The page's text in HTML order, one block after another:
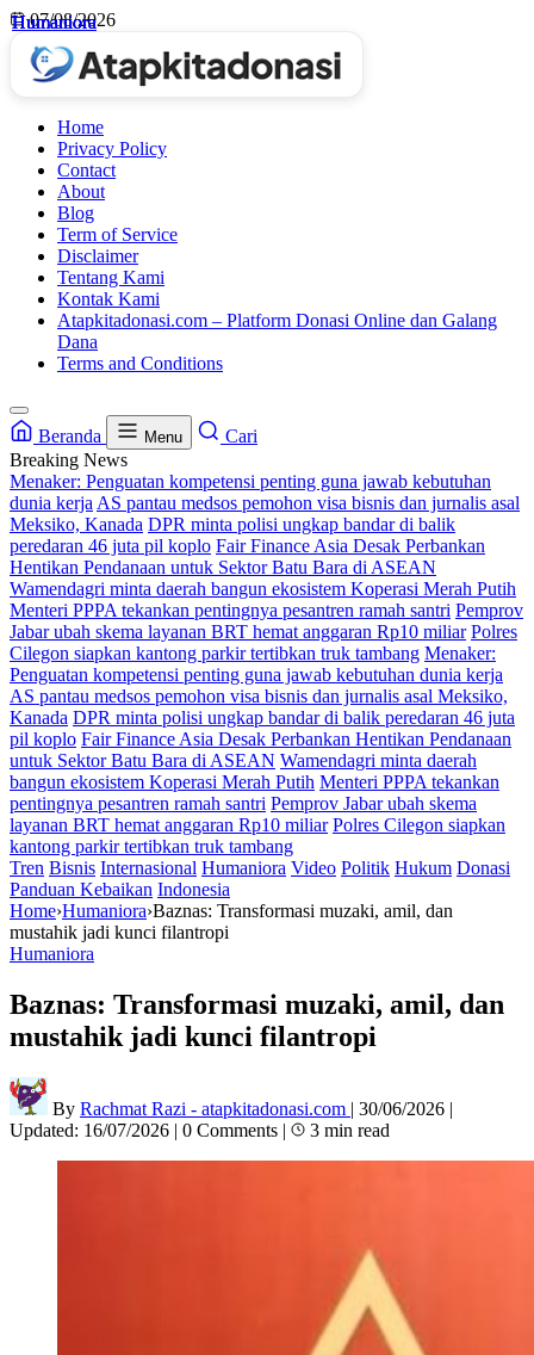
Skip
content
07/08/2026
Home
Privacy Policy
Contact
About
Blog
Term of Service
Disclaimer
Tentang Kami
Kontak Kami
Atapkitadonasi.com – Platform Donasi Online dan Galang
Dana
Terms and Conditions
Beranda Menu
Cari
Breaking News
Menaker: Penguatan kompetensi penting guna jawab kebutuhan
dunia kerja AS pantau medsos pemohon visa bisnis dan jurnalis asal
Meksiko, Kanada DPR minta polisi ungkap bandar di balik
peredaran 46 juta pil koplo Fair Finance Asia Desak Perbankan
Hentikan Pendanaan untuk Sektor Batu Bara di ASEAN
Wamendagri minta daerah bangun ekosistem Koperasi Merah Putih
Menteri PPPA tekankan pentingnya pesantren ramah santri Pemprov
Jabar ubah skema layanan BRT hemat anggaran Rp10 miliar Polres
Cilegon siapkan kantong parkir tertibkan truk tambang Menaker:
Penguatan kompetensi penting guna jawab kebutuhan dunia kerja
AS pantau medsos pemohon visa bisnis dan jurnalis asal Meksiko,
Kanada DPR minta polisi ungkap bandar di balik peredaran 46 juta
pil koplo Fair Finance Asia Desak Perbankan Hentikan Pendanaan
untuk Sektor Batu Bara di ASEAN Wamendagri minta daerah
bangun ekosistem Koperasi Merah Putih Menteri PPPA tekankan
pentingnya pesantren ramah santri Pemprov Jabar ubah skema
layanan BRT hemat anggaran Rp10 miliar Polres Cilegon siapkan
kantong parkir tertibkan truk tambang
Tren Bisnis Internasional Humaniora Video Politik Hukum Donasi
Panduan Kebaikan Indonesia
Home›Humaniora›Baznas: Transformasi muzaki, amil, dan
mustahik jadi kunci filantropi
Humaniora
Baznas: Transformasi muzaki, amil, dan
mustahik jadi kunci filantropi
By Rachmat Razi - atapkitadonasi.com | 30/06/2026 |
Updated: 16/07/2026 | 0 Comments | 3 min read
Humaniora
Humaniora
Humaniora
Humaniora